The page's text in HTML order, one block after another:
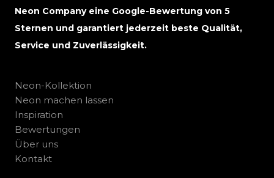
Neon Company eine Google-Bewertung von 5
Sternen und garantiert jederzeit beste Qualität,
Service und Zuverlässigkeit.
Neon-Kollektion
Neon machen lassen
Inspiration
Bewertungen
Über uns
Kontakt